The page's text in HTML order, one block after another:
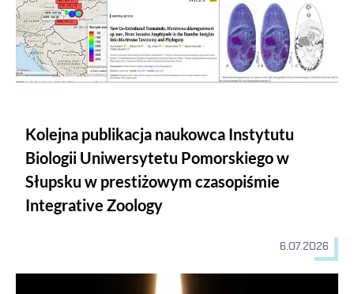
Kolejna publikacja naukowca Instytutu
Biologii Uniwersytetu Pomorskiego w
Słupsku w prestiżowym czasopiśmie
Integrative Zoology
6.07.2026